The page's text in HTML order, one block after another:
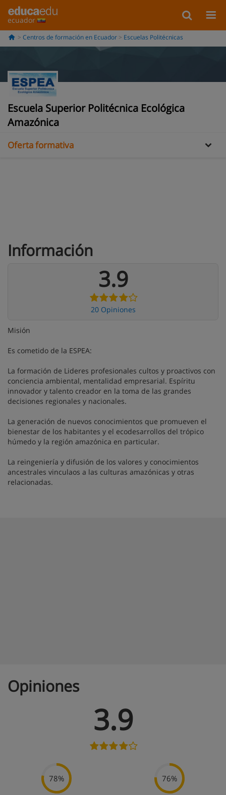
ecuador
Centros de formación en Ecuador Escuelas Politécnicas
Escuela Superior Politécnica Ecológica
Amazónica
Información
Opiniones
Oferta formativa
Información
3.9
20 Opiniones
Misión
Es cometido de la ESPEA:
La formación de Lideres profesionales cultos y proactivos con
conciencia ambiental, mentalidad empresarial. Espíritu
innovador y talento creador en la toma de las grandes
decisiones regionales y nacionales.
La generación de nuevos conocimientos que promueven el
bienestar de los habitantes y el ecodesarrollos del trópico
húmedo y la región amazónica en particular.
La reingeniería y difusión de los valores y conocimientos
ancestrales vinculaos a las culturas amazónicas y otras
relacionadas.
Opiniones
3.9
78% 76%